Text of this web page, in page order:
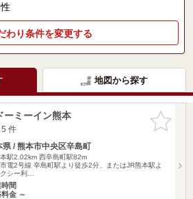
わり条件を変更する
地図から探す
お気に入
りに追加
ーミーイン熊本
件
県 / 熊本市中央区辛島町
本駅2.02km 西辛島町駅82m
電2号線 辛島町駅より徒歩2分、またはJR熊本駅よ
シー利…
間
料金 ～